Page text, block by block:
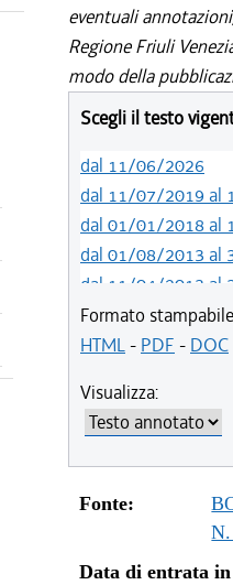
eventuali
Regione Friuli
modo della
Scegli il testo
dal 11/06/2026
dal 11/07/2019 al
dal 01/01/2018 al
dal 01/08/2013 al
dal 11/04/2013 al
dal 01/01/2012 al
dal 25/08/2011 al
Formato
HTML- PDF - DOC
Visualizza:
Fonte:
Data di entrata